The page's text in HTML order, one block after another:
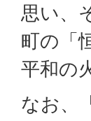
思い、
町の「
平和の
なお、